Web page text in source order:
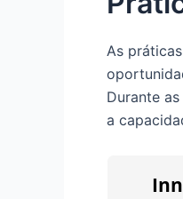
As
Durante
a